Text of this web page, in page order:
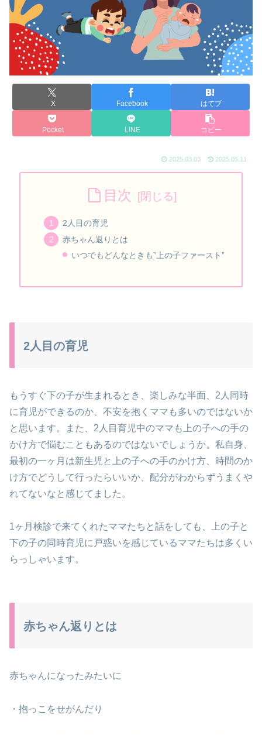
X Facebook はてブ
Pocket LINE コピー
2025.03.03 2025.05.11
目次
2人目の育児
赤ちゃん返りとは
いつでもどんなときも”上の子ファースト”
2人目の育児
もうすぐ下の子が生まれるとき、楽しみな半面、2人同時
に育児ができるのか、不安を抱くママも多いのではないか
と思います。また、2人目育児中のママも上の子への手の
かけ方で悩むこともあるのではないでしょうか。私自身、
最初の一ヶ月は新生児と上の子への手のかけ方、時間のか
け方でどうして行ったらいいか、配分がわからずうまくや
れてないなと感じてました。
1ヶ月検診で来てくれたママたちと話をしても、上の子と
下の子の同時育児に戸惑いを感じているママたちは多くい
らっしゃいます。
赤ちゃん返りとは
赤ちゃんになったみたいに
・抱っこをせがんだり